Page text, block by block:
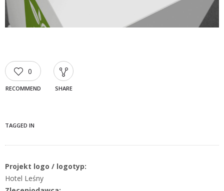
0
RECOMMEND SHARE
TAGGED IN
Projekt logo / logotyp:
Hotel Leśny